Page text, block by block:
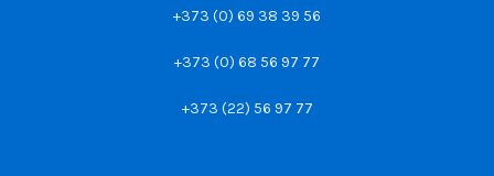
+373 (0) 69 38 39 56
+373 (0) 68 56 97 77
+373 (22) 56 97 77